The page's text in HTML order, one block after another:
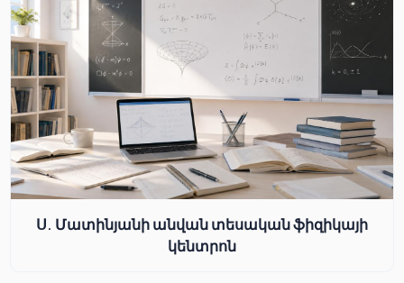
Ս. Մատինյանի անվան տեսական ֆիզիկայի
կենտրոն